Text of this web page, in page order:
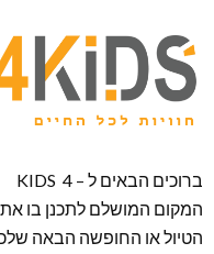
ברוכים הבאים ל – KIDS 4
המקום המושלם לתכנן
הטיול או החופשה הבאה